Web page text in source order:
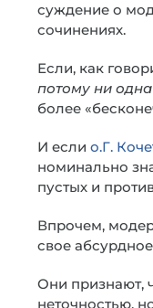
суждение о
сочинениях.
Если, как
потому ни
более
И если о.Г.
номинально
пустых и
Впрочем,
свое
Они признают,
неточностью,